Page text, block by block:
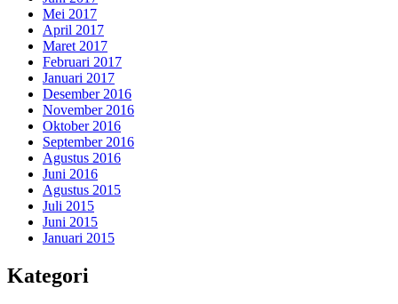
Mei 2017
April 2017
Maret 2017
Februari 2017
Januari 2017
Desember 2016
November 2016
Oktober 2016
September 2016
Agustus 2016
Juni 2016
Agustus 2015
Juli 2015
Juni 2015
Januari 2015
Kategori